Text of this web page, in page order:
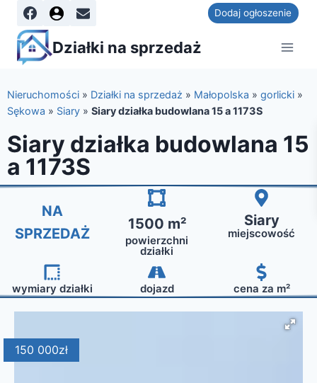
Dodaj ogłoszenie
Działki na sprzedaż
Nieruchomości » Działki na sprzedaż » Małopolska » gorlicki »
Sękowa » Siary » Siary działka budowlana 15 a 1173S
Siary działka budowlana 15
a 1173S
NA
SPRZEDAŻ
1500 m²
powierzchni
działki
Siary
miejscowość
wymiary działki dojazd cena za m²
150 000zł